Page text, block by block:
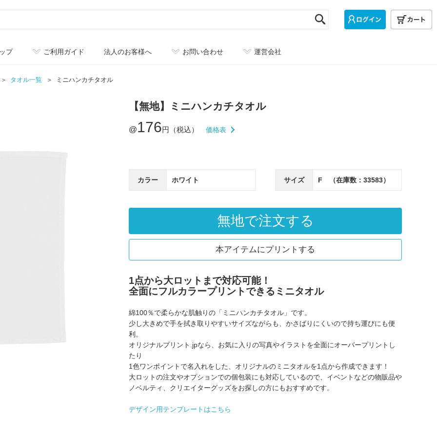
プ ご利用ガイド 法人のお客様へ お問い合わせ 運営会社
タオル一覧 ミニハンカチタオル
【無地】ミニハンカチタオル
@176円（税込） 価格表
カラー ホワイト サイズ F （在庫数：33583）
無地で注文する
本アイテムにプリントする
1点から大ロットまで対応可能！
全面にフルカラープリントできるミニタオル
綿100％で柔らかな肌触りの「ミニハンカチタオル」です。
少し大きめで手を拭き取りやすいサイズながらも、かさばりにくいので持ち運びにも便
利。
オリジナルプリント.jpなら、お気に入りの写真やイラストを全面にオーバープリントし
たり
1色ワンポイントで名入れをした、オリジナルのミニタオルを1点から作成できます！
大ロットの注文やオプションでの個包装にも対応しているので、イベントなどの物販品や
ノベルティ、クリエイターグッズをお探しの方にもおすすめです。
デザイン用テンプレートはこちら